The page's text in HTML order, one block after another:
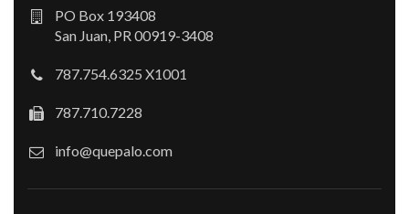
PO Box 193408
San Juan, PR 00919-3408
787.754.6325 X1001
787.710.7228
info@quepalo.com